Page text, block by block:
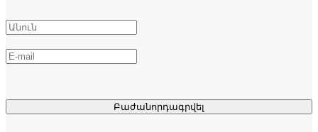
Բաժանորդագրվել